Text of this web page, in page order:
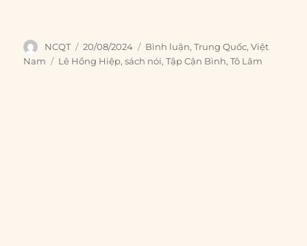
Author
NCQT
Posted
on
20/08/2024 Categories
Bình luận,Trung Quốc,Việt
Nam
Tags
Lê Hồng Hiệp,sách nói,Tập Cận Bình,Tô Lâm